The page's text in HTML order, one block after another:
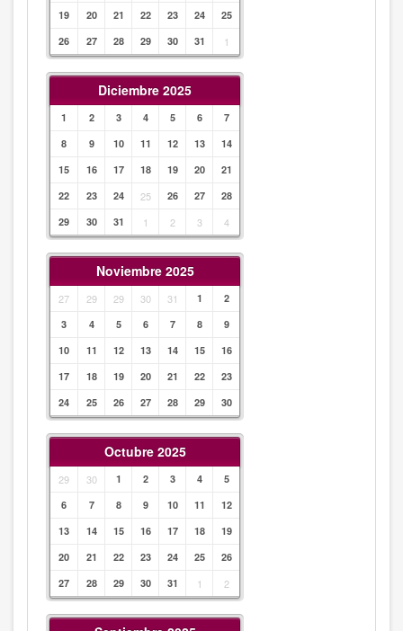
19
20 21 22 23 24
25
26
27 28 29 30 31 1
Diciembre 2025
1 2 3 4 5 6
7
8
9 10 11 12 13
14
15
16 17 18 19 20
21
22
23 24 25 26 27
28
29
30 31 1 2 3 4
Noviembre 2025
27 29 29 30 31 1
2
3
4 5 6 7 8
9
10
11 12 13 14 15
16
17
18 19 20 21 22
23
24
25 26 27 28 29 30
Octubre 2025
29 30 1 2 3 4
5
6
7 8 9 10 11
12
13
14 15 16 17 18
19
20
21 22 23 24 25
26
27
28 29 30 31 1 2